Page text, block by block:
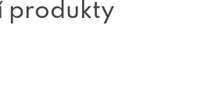
produkty